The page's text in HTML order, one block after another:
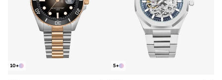
+
5
+
10